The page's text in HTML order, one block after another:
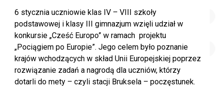
6 stycznia uczniowie klas IV – VIII szkoły
podstawowej i klasy III gimnazjum wzięli udział w
konkursie „Cześć Europo” w ramach projektu
„Pociągiem po Europie”. Jego celem było poznanie
krajów wchodzących w skład Unii Europejskiej poprzez
rozwiązanie zadań a nagrodą dla uczniów, którzy
dotarli do mety – czyli stacji Bruksela – poczęstunek.